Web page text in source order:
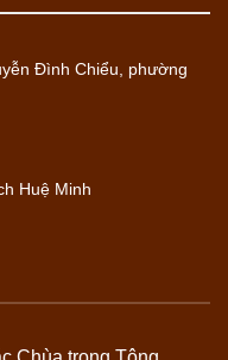
Đình Chiểu, phường
Huệ Minh